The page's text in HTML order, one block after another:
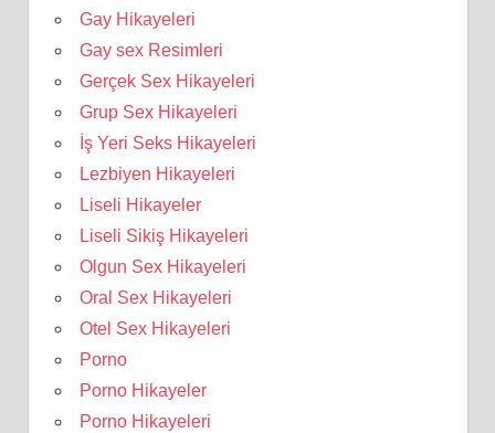
Gay Hikayeleri
Gay sex Resimleri
Gerçek Sex Hikayeleri
Grup Sex Hikayeleri
İş Yeri Seks Hikayeleri
Lezbiyen Hikayeleri
Liseli Hikayeler
Liseli Sikiş Hikayeleri
Olgun Sex Hikayeleri
Oral Sex Hikayeleri
Otel Sex Hikayeleri
Porno
Porno Hikayeler
Porno Hikayeleri